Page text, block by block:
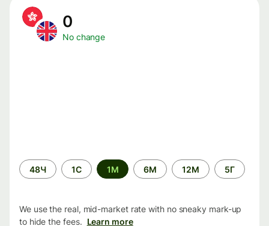
0
No change
Time
period
48Ч 1С 1М 6М 12М 5Г
We use the real, mid-market rate with no sneaky mark-up
to hide the fees. Learn more